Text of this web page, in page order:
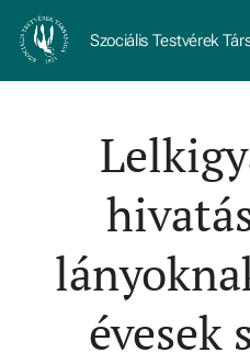
Szociális Testvérek
évesek